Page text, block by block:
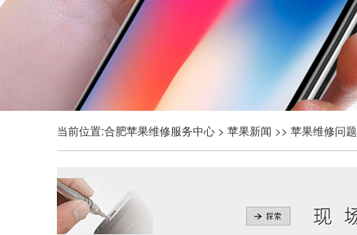
当前位置:合肥苹果维修服务中心 > 苹果新闻 >> 苹果维修问题